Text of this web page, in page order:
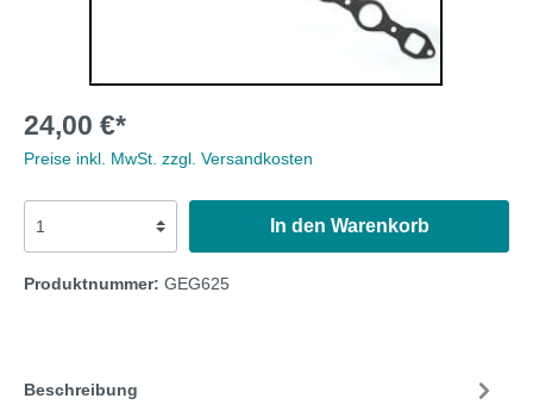
24,00 €*
Preise inkl. MwSt. zzgl. Versandkosten
In den Warenkorb
Produktnummer: GEG625
Beschreibung